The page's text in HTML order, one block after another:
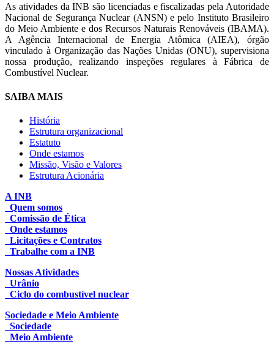
As atividades da INB são licenciadas e fiscalizadas pela Autoridade
Nacional de Segurança Nuclear (ANSN) e pelo Instituto Brasileiro
do Meio Ambiente e dos Recursos Naturais Renováveis (IBAMA).
A Agência Internacional de Energia Atômica (AIEA), órgão
vinculado à Organização das Nações Unidas (ONU), supervisiona
nossa produção, realizando inspeções regulares à Fábrica de
Combustível Nuclear.
SAIBA MAIS
História
Estrutura organizacional
Estatuto
Onde estamos
Missão, Visão e Valores
Estrutura Acionária
A INB
Quem somos
Comissão de Ética
Onde estamos
Licitações e Contratos
Trabalhe com a INB
Nossas Atividades
Urânio
Ciclo do combustível nuclear
Sociedade e Meio Ambiente
Sociedade
Meio Ambiente